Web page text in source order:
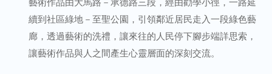
藝術作品由大馬路－承德路三段，經由勸學小徑，一路延
續到社區綠地－至聖公園，引領鄰近居民走入一段綠色藝
廊，透過藝術的洗禮，讓來往的人民停下腳步端詳思索，
讓藝術作品與人之間產生心靈層面的深刻交流。